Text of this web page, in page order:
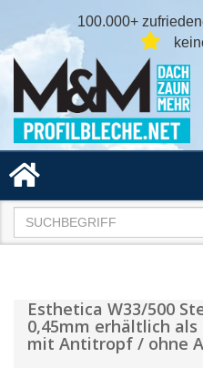
100.000+
Esthetica W33/500
0,45mm erhältlich
mit Antitropf / ohne